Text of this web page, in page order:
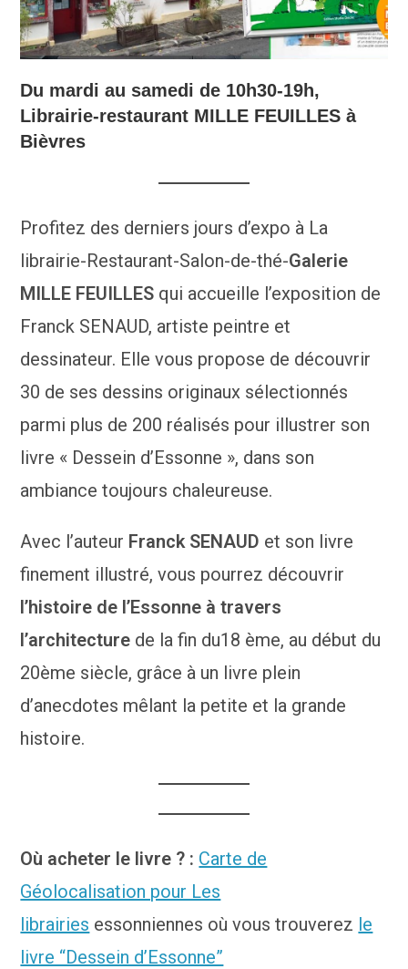
Du mardi au samedi de 10h30-19h,
Librairie-restaurant MILLE FEUILLES à
Bièvres
Profitez des derniers jours d’expo à La
librairie-Restaurant-Salon-de-thé-Galerie
MILLE FEUILLES qui accueille l’exposition de
Franck SENAUD, artiste peintre et
dessinateur. Elle vous propose de découvrir
30 de ses dessins originaux sélectionnés
parmi plus de 200 réalisés pour illustrer son
livre « Dessein d’Essonne », dans son
ambiance toujours chaleureuse.
Avec l’auteur Franck SENAUD et son livre
finement illustré, vous pourrez découvrir
l’histoire de l’Essonne à travers
l’architecture de la fin du18 ème, au début du
20ème siècle, grâce à un livre plein
d’anecdotes mêlant la petite et la grande
histoire.
Où acheter le livre ? : Carte de
Géolocalisation pour Les
librairies essonniennes où vous trouverez le
livre “Dessein d’Essonne”